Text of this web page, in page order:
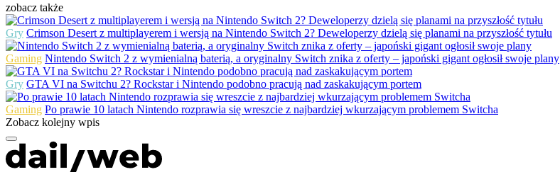
zobacz także
Gry Crimson Desert z multiplayerem i wersją na Nintendo Switch 2? Deweloperzy dzielą się planami na przyszłość tytułu
Gaming Nintendo Switch 2 z wymienialną baterią, a oryginalny Switch znika z oferty – japoński gigant ogłosił swoje plany
Gry GTA VI na Switchu 2? Rockstar i Nintendo podobno pracują nad zaskakującym portem
Gaming Po prawie 10 latach Nintendo rozprawia się wreszcie z najbardziej wkurzającym problemem Switcha
Zobacz kolejny wpis